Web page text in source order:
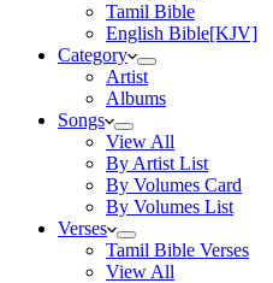
Tamil Bible
English Bible[KJV]
Category
Artist
Albums
Songs
View All
By Artist List
By Volumes Card
By Volumes List
Verses
Tamil Bible Verses
View All